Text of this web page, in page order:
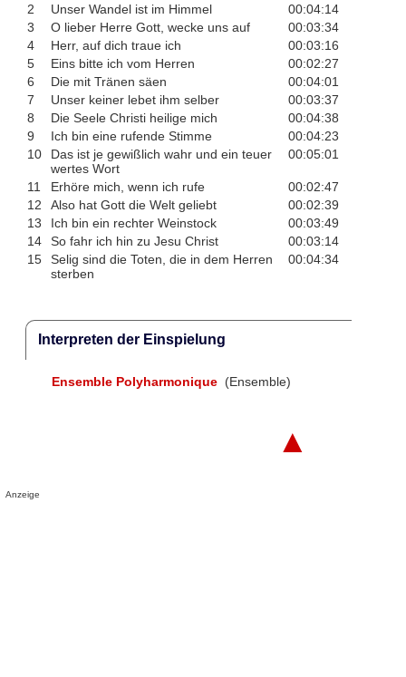
2
Unser Wandel ist im Himmel
00:04:14
3
O lieber Herre Gott, wecke uns auf
00:03:34
4
Herr, auf dich traue ich
00:03:16
5
Eins bitte ich vom Herren
00:02:27
6
Die mit Tränen säen
00:04:01
7
Unser keiner lebet ihm selber
00:03:37
8
Die Seele Christi heilige mich
00:04:38
9
Ich bin eine rufende Stimme
00:04:23
10
Das ist je gewißlich wahr und ein teuer
wertes Wort
00:05:01
11 Erhöre mich, wenn ich rufe
00:02:47
12
Also hat Gott die Welt geliebt
00:02:39
13
Ich bin ein rechter Weinstock
00:03:49
14
So fahr ich hin zu Jesu Christ
00:03:14
15
Selig sind die Toten, die in dem Herren
sterben
00:04:34
Interpreten der Einspielung
Ensemble Polyharmonique (Ensemble)
▲
Anzeige